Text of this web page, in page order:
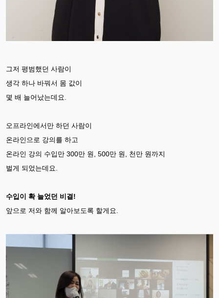
그저 평범했던 사람이
생각 하나 바꿔서 몸 값이
몇 배 늘어났는데요.
오프라인에서만 하던 사람이
온라인으로 강의를 하고
온라인 강의 수입만 300만 원, 500만 원, 천만 원까지
벌게 되었는데요.
수입이 확 늘었던 비결!
앞으로 저와 함께 알아보도록 할게요.